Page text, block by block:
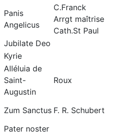
Panis
Angelicus
C.Franck
Arrgt maîtrise
Cath.St Paul
Jubilate Deo
Kyrie
Alléluia de
Saint-
Augustin
Roux
Zum Sanctus F. R. Schubert
Pater noster